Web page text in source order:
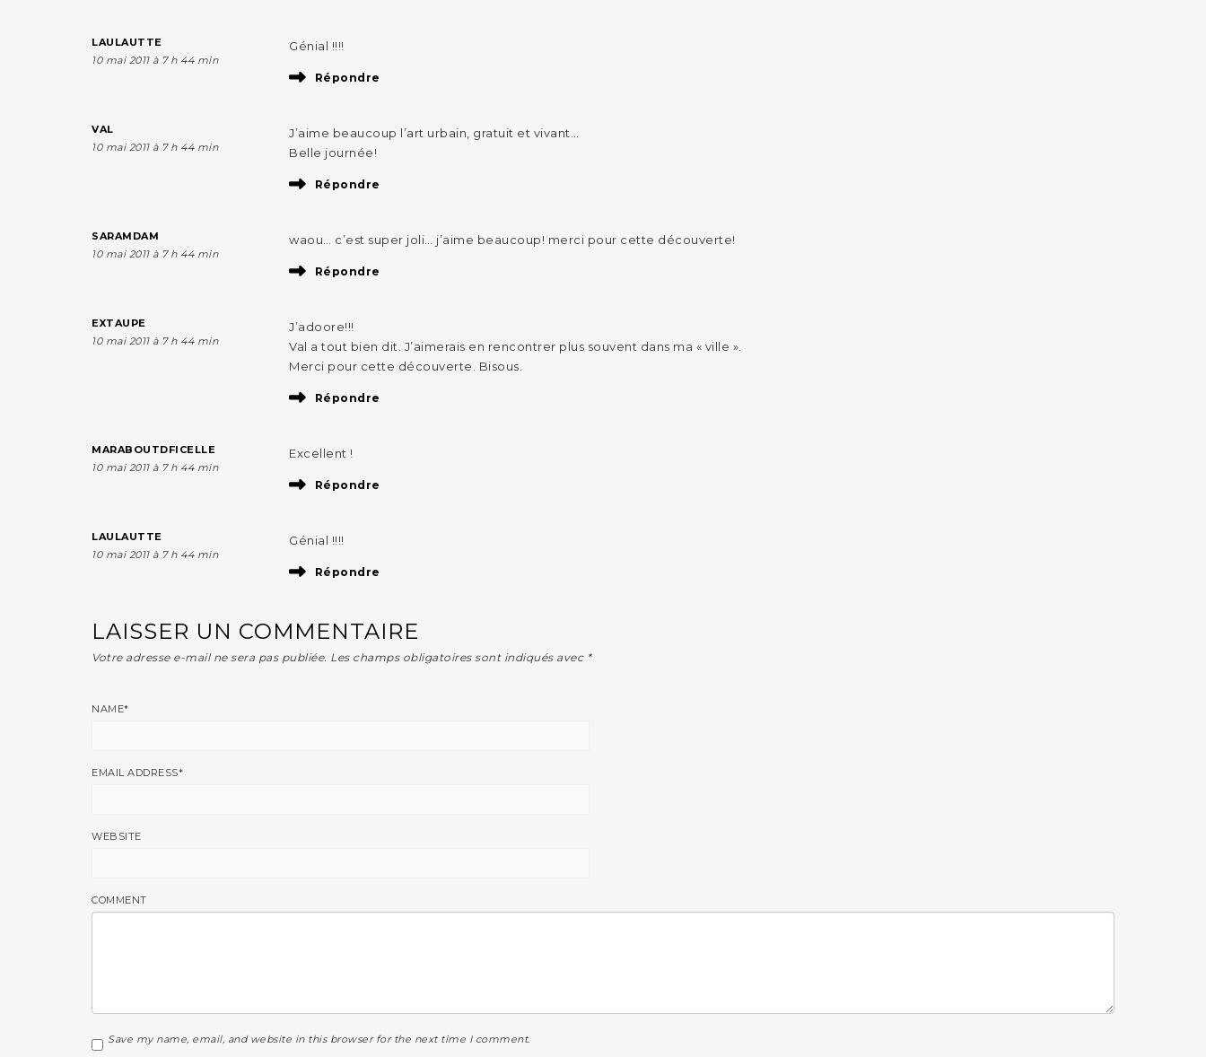
LAULAUTTE
10 mai 2011 à 7 h 44 min
Génial !!!!
Répondre
VAL
10 mai 2011 à 7 h 44 min
J’aime beaucoup l’art urbain, gratuit et vivant…
Belle journée!
Répondre
SARAMDAM
10 mai 2011 à 7 h 44 min
waou… c’est super joli… j’aime beaucoup! merci pour cette découverte!
Répondre
EXTAUPE
10 mai 2011 à 7 h 44 min
J’adoore!!!
Val a tout bien dit. J’aimerais en rencontrer plus souvent dans ma « ville ».
Merci pour cette découverte. Bisous.
Répondre
MARABOUTDFICELLE
10 mai 2011 à 7 h 44 min
Excellent !
Répondre
LAULAUTTE
10 mai 2011 à 7 h 44 min
Génial !!!!
Répondre
LAISSER UN COMMENTAIRE
Votre adresse e-mail ne sera pas publiée. Les champs obligatoires sont indiqués avec *
NAME*
EMAIL ADDRESS*
WEBSITE
COMMENT
Save my name, email, and website in this browser for the next time I comment.